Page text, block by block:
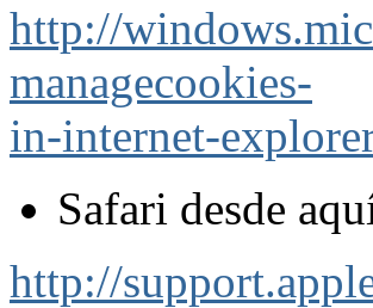
http://
managecookies-
in-internet-
Safari desde
http://